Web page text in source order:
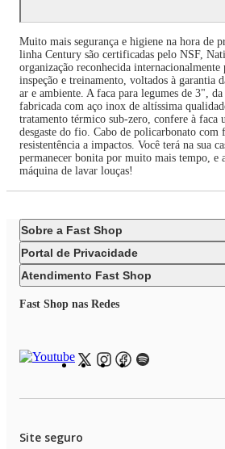
Muito mais segurança e higiene na hora de
linha Century são certificadas pelo NSF,
organização reconhecida internacionalmente
inspeção e treinamento, voltados à garantia
ar e ambiente. A faca para legumes de 3",
fabricada com aço inox de altíssima
tratamento térmico sub-zero, confere à faca
desgaste do fio. Cabo de policarbonato
resistentência a impactos. Você terá na sua
permanecer bonita por muito mais tempo, e
máquina de lavar louças!
Sobre a Fast Shop
Portal de Privacidade
Atendimento Fast Shop
Fast Shop nas Redes
Site seguro